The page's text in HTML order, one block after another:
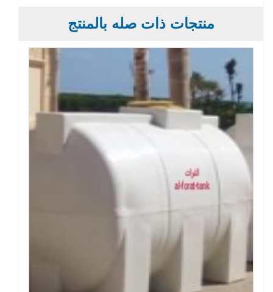
منتجات ذات صله بالمنتج